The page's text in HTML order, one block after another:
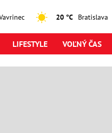
20 °C
LIFESTYLE VOĽNÝ ČAS